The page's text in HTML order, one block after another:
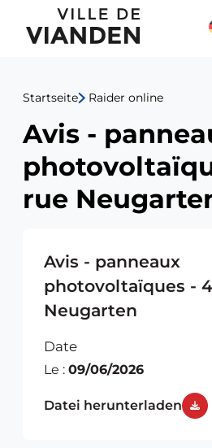
Avis
panneaux
43,
Neugarten
Startseite Raider online
Avis -
rue
Avis - panneaux
photovoltaïques -
Neugarten
Date
Le : 09/06/2026
Datei herunterladen